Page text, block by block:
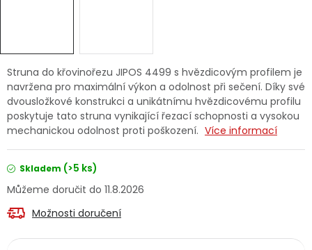
Jaký je aktuální stav mé objednávky?
Velkoobchodní spolupráce (B2B)
Struna do křovinořezu JIPOS 4499 s hvězdicovým profilem je
navržena pro maximální výkon a odolnost při sečení. Díky své
dvousložkové konstrukci a unikátnímu hvězdicovému profilu
poskytuje tato struna vynikající řezací schopnosti a vysokou
mechanickou odolnost proti poškození. Více informací
Skladem (>5 ks)
11.8.2026
Možnosti doručení